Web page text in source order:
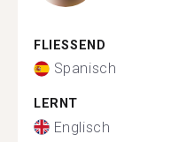
FLIESSEND
Spanisch
LERNT
Englisch